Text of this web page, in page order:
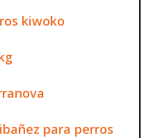
kiwoko
para perros